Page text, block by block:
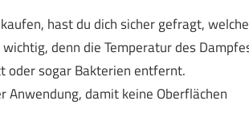
hast du dich sicher gefragt, welche
denn die Temperatur des
oder sogar Bakterien entfernt.
damit keine Oberflächen